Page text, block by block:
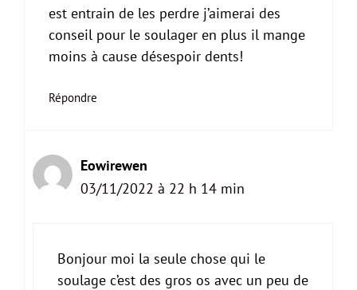
est entrain de les perdre j’aimerai des
conseil pour le soulager en plus il mange
moins à cause désespoir dents!
Répondre
Eowirewen
03/11/2022 à 22 h 14 min
Bonjour moi la seule chose qui le
soulage c’est des gros os avec un peu de